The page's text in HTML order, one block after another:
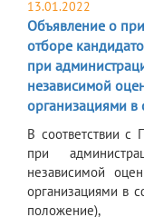
13.01.2022
Объявление о
отборе
при
независимой
организациями в
​В соответствии
при
независимой
организациями в
положение),